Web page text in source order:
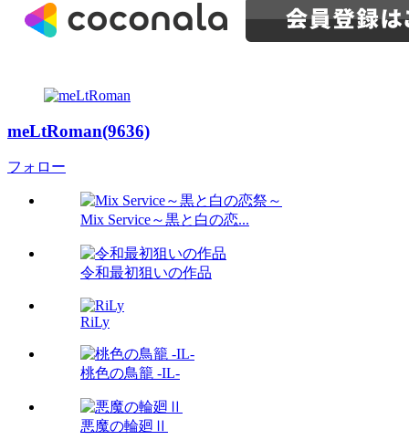
meLtRoman(9636)
フォロー
Mix Service～黒と白の恋...
令和最初狙いの作品
RiLy
桃色の鳥籠 -IL-
悪魔の輪廻Ⅱ